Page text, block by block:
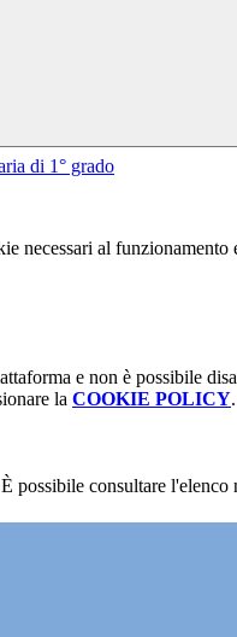
di 1° grado
necessari al
e non è possibile
la COOKIE POLICY.
possibile consultare